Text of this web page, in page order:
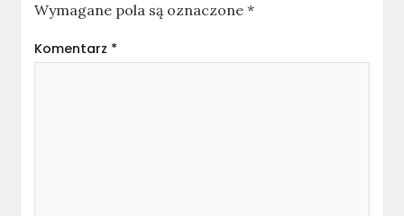
Wymagane pola są oznaczone*
Komentarz *